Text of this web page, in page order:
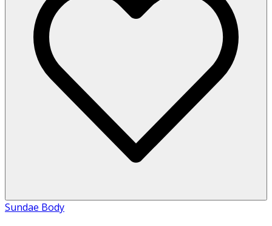
Sundae Body